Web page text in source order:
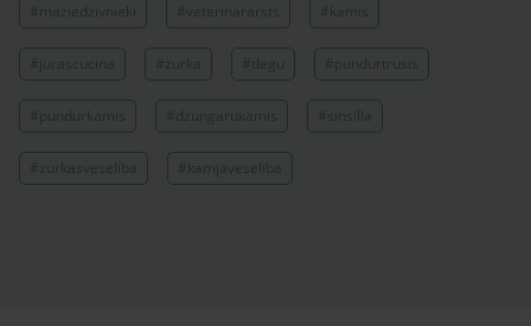
#maziedzivnieki #veterinararsts #kamis
#jurascucina #zurka #degu #pundurtrusis
#pundurkamis #dzungarukamis #sinsilla
#zurkasveseliba #kamjaveseliba